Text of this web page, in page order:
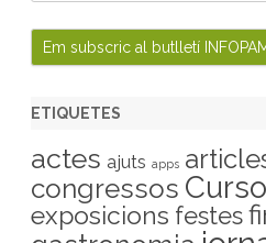
ETIQUETES
actes ajuts apps
congressos
exposicions festes